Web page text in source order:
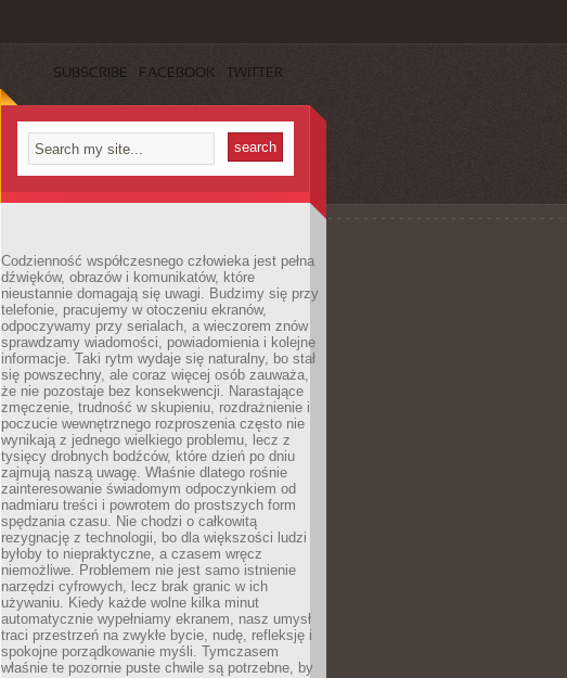
SUBSCRIBE FACEBOOK TWITTER
Codzienność współczesnego człowieka jest pełna
dźwięków, obrazów i komunikatów, które
nieustannie domagają się uwagi. Budzimy się przy
telefonie, pracujemy w otoczeniu ekranów,
odpoczywamy przy serialach, a wieczorem znów
sprawdzamy wiadomości, powiadomienia i kolejne
informacje. Taki rytm wydaje się naturalny, bo stał
się powszechny, ale coraz więcej osób zauważa,
że nie pozostaje bez konsekwencji. Narastające
zmęczenie, trudność w skupieniu, rozdrażnienie i
poczucie wewnętrznego rozproszenia często nie
wynikają z jednego wielkiego problemu, lecz z
tysięcy drobnych bodźców, które dzień po dniu
zajmują naszą uwagę. Właśnie dlatego rośnie
zainteresowanie świadomym odpoczynkiem od
nadmiaru treści i powrotem do prostszych form
spędzania czasu. Nie chodzi o całkowitą
rezygnację z technologii, bo dla większości ludzi
byłoby to niepraktyczne, a czasem wręcz
niemożliwe. Problemem nie jest samo istnienie
narzędzi cyfrowych, lecz brak granic w ich
używaniu. Kiedy każde wolne kilka minut
automatycznie wypełniamy ekranem, nasz umysł
traci przestrzeń na zwykłe bycie, nudę, refleksję i
spokojne porządkowanie myśli. Tymczasem
właśnie te pozornie puste chwile są potrzebne, by